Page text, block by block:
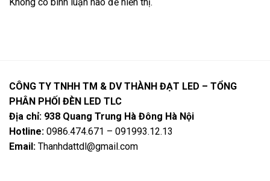
CÔNG TY TNHH TM & DV THÀNH ĐẠT LED – TỔNG
PHÂN PHỐI ĐÈN LED TLC
Địa chỉ: 938 Quang Trung Hà Đông Hà Nội
Hotline: 0986.474.671 – 091993.12.13
Email: Thanhdattdl@gmail.com